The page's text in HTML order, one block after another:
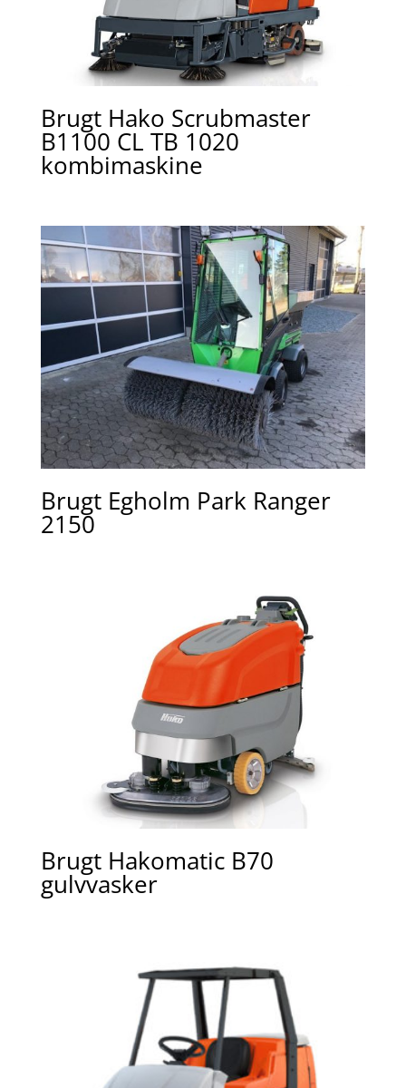
Brugt Hako Scrubmaster
B1100 CL TB 1020
kombimaskine
Brugt Egholm Park Ranger
2150
Brugt Hakomatic B70
gulvvasker